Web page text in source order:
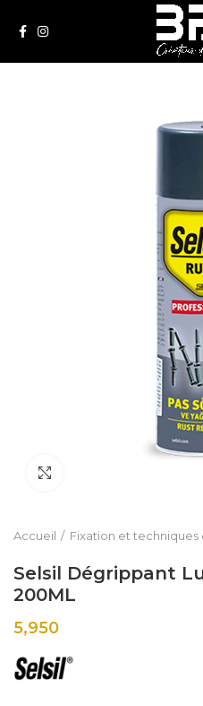
Accueil Fixation et techniques
Selsil Dégrippant
200ML
5,950